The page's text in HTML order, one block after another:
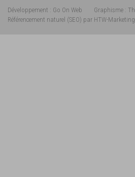
Développement : Go On Web Graphisme :
Référencement naturel (SEO) par HTW-Marketing